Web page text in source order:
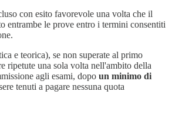
con esito favorevole una volta che il
entrambe le prove entro i termini consentiti
e teorica), se non superate al primo
ripetute una sola volta nell'ambito della
agli esami, dopo un minimo di
tenuti a pagare nessuna quota